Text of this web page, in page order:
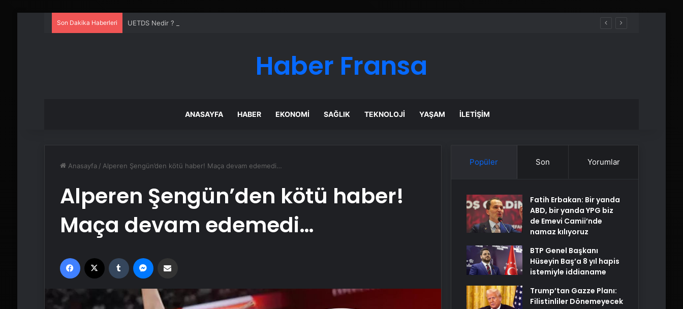
Son Dakika Haberleri UETDS Nedir ? Uetds.com İle Akıllı Dijital Taşımacılık Yazılımı
Haber Fransa
ANASAYFA HABER EKONOMI SAĞLIK TEKNOLOJI YAŞAM İLETIŞIM
Anasayfa / Alperen Şengün’den kötü haber! Maça devam edemedi…
Alperen Şengün’den kötü haber!
Maça devam edemedi…
Facebook Tumblr
Popüler Son Yorumlar
Fatih Erbakan: Bir yanda
ABD, bir yanda YPG biz
de Emevi Camii’nde
namaz kılıyoruz
BTP Genel Başkanı
Hüseyin Baş’a 8 yıl hapis
istemiyle iddianame
Trump’tan Gazze Planı:
Filistinliler Dönemeyecek